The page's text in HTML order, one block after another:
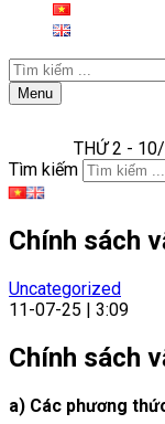
Menu
THỨ 2 -
Tìm kiếm
Chính sách
Uncategorized
11-07-25 | 3:09
Chính sách
a) Các phương